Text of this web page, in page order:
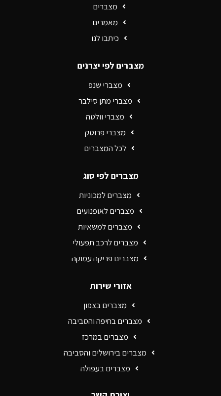
מצברים
מאמרים
כיתבו לנו
מצברים לפי יצרנים
מצברי שנפ
מצברי מתן סילבר
מצברי וולטה
מצברי פרוטק
לכל המצברים
מצברים לפי סוג
מצברים למכוניות
מצברים לאופנועים
מצברים למשאיות
מצברים לרכב תפעולי
מצברים פריקה עמוקה
אזורי שירות
מצברים בצפון
מצברים בחיפה והסביבה
מצברים במרכז
מצברים בירושלים והסביבה
מצברים בעפולה